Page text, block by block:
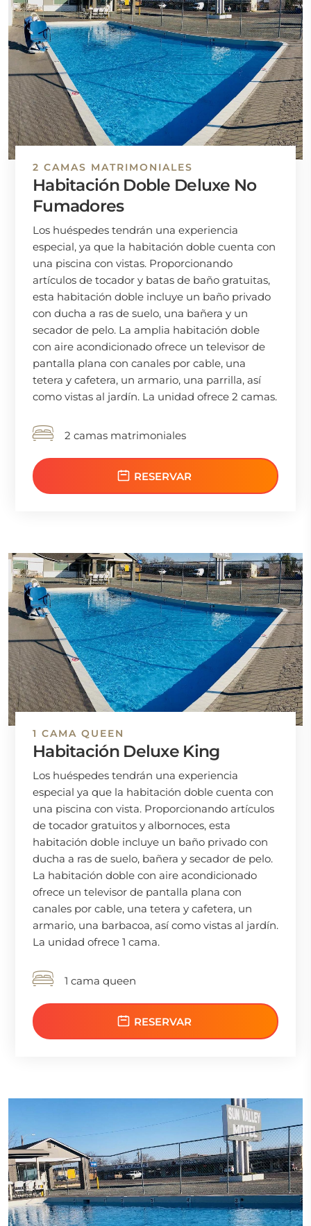
2 CAMAS MATRIMONIALES
Habitación Doble Deluxe No
Fumadores
Los huéspedes tendrán una experiencia
especial, ya que la habitación doble cuenta con
una piscina con vistas. Proporcionando
artículos de tocador y batas de baño gratuitas,
esta habitación doble incluye un baño privado
con ducha a ras de suelo, una bañera y un
secador de pelo. La amplia habitación doble
con aire acondicionado ofrece un televisor de
pantalla plana con canales por cable, una
tetera y cafetera, un armario, una parrilla, así
como vistas al jardín. La unidad ofrece 2 camas.
2 camas matrimoniales
RESERVAR
1 CAMA QUEEN
Habitación Deluxe King
Los huéspedes tendrán una experiencia
especial ya que la habitación doble cuenta con
una piscina con vista. Proporcionando artículos
de tocador gratuitos y albornoces, esta
habitación doble incluye un baño privado con
ducha a ras de suelo, bañera y secador de pelo.
La habitación doble con aire acondicionado
ofrece un televisor de pantalla plana con
canales por cable, una tetera y cafetera, un
armario, una barbacoa, así como vistas al jardín.
La unidad ofrece 1 cama.
1 cama queen
RESERVAR